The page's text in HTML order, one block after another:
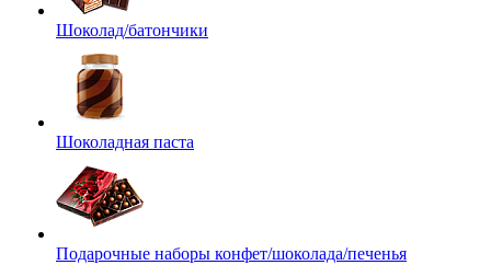
Шоколад/батончики
Шоколадная паста
Подарочные наборы конфет/шоколада/печенья